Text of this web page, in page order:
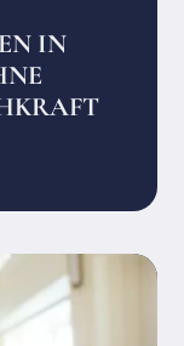
IN